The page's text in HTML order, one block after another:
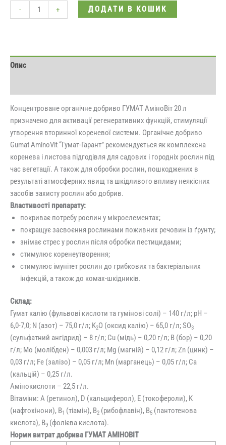
- + ДОДАТИ В КОШИК
Опис
Концентроване органічне добриво ГУМАТ АміноВіт 20 л
призначено для активації регенеративних функцій, стимуляції
утворення вторинної кореневої системи. Органічне добриво
Gumat AminoVit “Гумат-Гарант” рекомендується як комплексна
коренева і листова підгодівля для садових і городніх рослин під
час вегетації. А також для обробки рослин, пошкоджених в
результаті атмосферних явищ та шкідливого впливу неякісних
засобів захисту рослин або добрив.
Властивості препарату:
покриває потребу рослин у мікроелементах;
покращує засвоєння рослинами поживних речовин із ґрунту;
знімає стрес у рослин після обробки пестицидами;
стимулює коренеутворення;
стимулює імунітет рослин до грибкових та бактеріальних
інфекцій, а також до комах-шкідників.
Склад:
Гумат калію (фульвові кислоти та гумінові солі) – 140 г/л; pH –
6,0-7,0; N (азот) – 75,0 г/л; K2O (оксид калію) – 65,0 г/л; SO3
(сульфатний ангідрид) – 8 г/л; Cu (мідь) – 0,20 г/л; B (бор) – 0,20
г/л; Mo (молібден) – 0,003 г/л; Mg (магній) – 0,12 г/л; Zn (цинк) –
0,03 г/л; Fe (залізо) – 0,05 г/л; Mn (марганець) – 0,05 г/л; Ca
(кальцій) – 0,25 г/л.
Амінокислоти – 22,5 г/л.
Вітаміни: A (ретинол), D (кальциферол), E (токофероли), K
(нафтохінони), B1 (тіамін), B2 (рибофлавін), B5 (пантотенова
кислота), B9 (фолієва кислота).
Норми витрат добрива ГУМАТ АМІНОВІТ